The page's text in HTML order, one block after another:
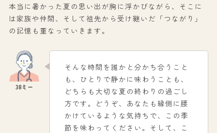
本当に暑かった夏の思い出が胸に浮かびながら、そこに
は家族や仲間、そして祖先から受け継いだ「つながり」
の記憶も重なっていきます。
そんな時間を誰かと分かち合うこと
も、ひとりで静かに味わうことも、
どちらも大切な夏の終わりの過ごし
方です。どうぞ、あなたも縁側に腰
かけているような気持ちで、この季
節を味わってください。そして、こ